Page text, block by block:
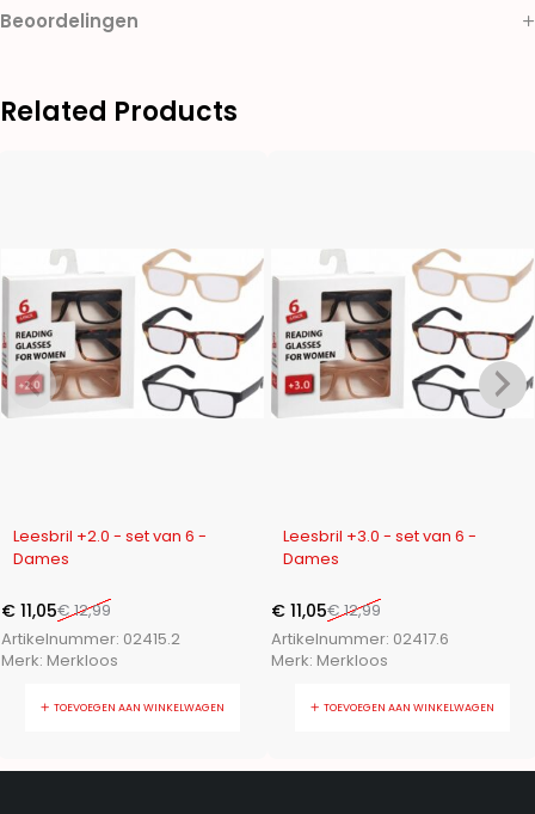
Beoordelingen
Related Products
Leesbril +2.0 - set van 6 -
Dames
€12,99
€ 11,05
Artikelnummer: 02415.2
Merk: Merkloos
TOEVOEGEN AAN WINKELWAGEN
Leesbril +3.0 - set van 6 -
Dames
€12,99
€ 11,05
Artikelnummer: 02417.6
Merk: Merkloos
TOEVOEGEN AAN WINKELWAGEN